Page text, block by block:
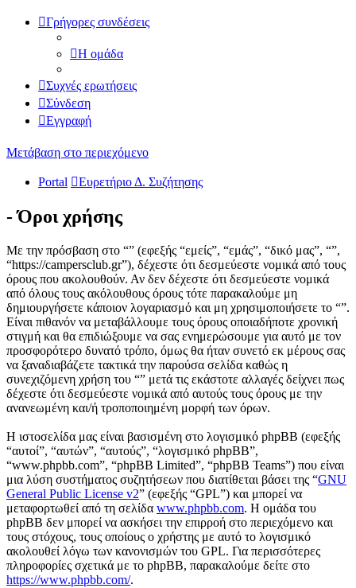
Γρήγορες συνδέσεις
Η ομάδα
Συχνές ερωτήσεις
Σύνδεση
Εγγραφή
Μετάβαση στο περιεχόμενο
Portal Ευρετήριο Δ. Συζήτησης
- Όροι χρήσης
Με την πρόσβαση στο “” (εφεξής “εμείς”, “εμάς”, “δικό μας”, “”,
“https://campersclub.gr”), δέχεστε ότι δεσμεύεστε νομικά από τους
όρους που ακολουθούν. Αν δεν δέχεστε ότι δεσμεύεστε νομικά
από όλους τους ακόλουθους όρους τότε παρακαλούμε μη
δημιουργήσετε κάποιον λογαριασμό και μη χρησιμοποιήσετε το “”.
Είναι πιθανόν να μεταβάλλουμε τους όρους οποιαδήποτε χρονική
στιγμή και θα επιδιώξουμε να σας ενημερώσουμε για αυτό με τον
προσφορότερο δυνατό τρόπο, όμως θα ήταν συνετό εκ μέρους σας
να ξαναδιαβάζετε τακτικά την παρούσα σελίδα καθώς η
συνεχιζόμενη χρήση του “” μετά τις εκάστοτε αλλαγές δείχνει πως
δέχεστε ότι δεσμεύεστε νομικά από αυτούς τους όρους με την
ανανεωμένη και/ή τροποποιημένη μορφή των όρων.
Η ιστοσελίδα μας είναι βασισμένη στο λογισμικό phpBB (εφεξής
“αυτοί”, “αυτών”, “αυτούς”, “λογισμικό phpBB”,
“www.phpbb.com”, “phpBB Limited”, “phpBB Teams”) που είναι
μια λύση συστήματος συζητήσεων που διατίθεται βάσει της “GNU
General Public License v2” (εφεξής “GPL”) και μπορεί να
μεταφορτωθεί από τη σελίδα www.phpbb.com. Η ομάδα του
phpBB δεν μπορεί να ασκήσει την επιρροή στο περιεχόμενο και
τους στόχους, τους οποίους ο χρήστης με αυτό το λογισμικό
ακολουθεί λόγω των κανονισμών του GPL. Για περισσότερες
πληροφορίες σχετικά με το phpBB, παρακαλούμε δείτε στο
https://www.phpbb.com/.